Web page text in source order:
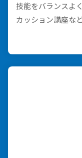
技能をバランスよ
カッション講座な